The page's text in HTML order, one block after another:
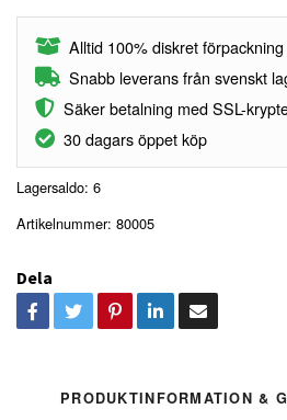
Alltid 100% diskret
Snabb leverans från svenskt
Säker betalning med SSL-
30 dagars öppet köp
Lagersaldo: 6
Artikelnummer: 80005
Dela
PRODUKTINFORMATION &